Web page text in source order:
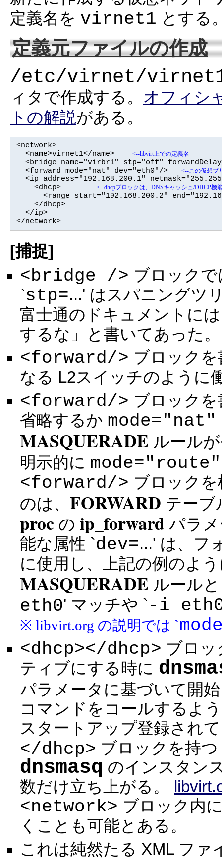
定義名を virnet1 とする
定義元ファイルの作成
/etc/virnet/
ィタで作成する。 オフィシ
トの解説がある。
<network>
  <name>virnet1</name>
<--libvirt上での定義名
<bridge name="virbr1" stp="off"
  <forward mode="nat" dev="eth0"/>
<--この仮想ブ
<ip address="192.168.200.1"
    <dhcp>
<--dhcpブロックは、DNSキャッシュ/DHCP機
<range start="192.168.200.2"
    </dhcp>
  </ip>
</network>
[捕捉]
<bridge /> ブロック
`stp=...' はスパニングツ
富士通のドキュメントに
するな」と書いてあった。
<forward/> ブロック
なる L2スイッチのように
<forward/> ブロック
省略するか mode="nat"
MASQUERADE ルール
明示的に mode="route"
<forward/> ブロック
のは、 FORWARD テーブ
proc の ip_forward パラ
能な属性 `dev=...' は、フ
に使用し、上記の例のよ
MASQUERADE ルール
eth0' マッチや `-i
※ libvirt.org の説明では `
<dhcp></dhcp> ブロッ
ティブにする時に
パラメータに基づいて開
コマンドをコールするよ
スタートアップ登録され
</dhcp> ブロックを持つ
dnsmasq のインスタン
数だけ立ち上がる。
<network> ブロック内
くことも可能とある。
これは純然たる XML ファ